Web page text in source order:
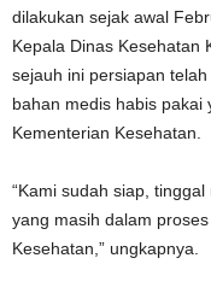
dilakukan sejak awal
Kepala Dinas Kesehatan
sejauh ini persiapan
bahan medis habis
Kementerian Kesehatan.
“Kami sudah siap,
yang masih dalam
Kesehatan,” ungkapnya.